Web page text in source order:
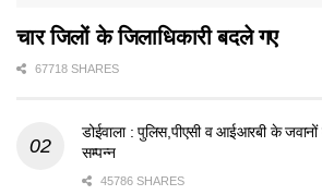
चार जिलों के जिलाधिकारी बदले गए
67718 SHARES
डोईवाला : पुलिस,पीएसी व आईआरबी के
सम्पन्न
45786 SHARES